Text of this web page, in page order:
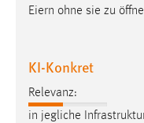
Eiern ohne sie zu
KI-Konkret
Relevanz:
in jegliche